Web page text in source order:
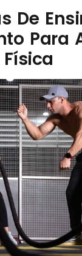
De
Para